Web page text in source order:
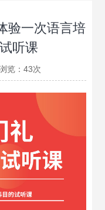
验一次语言培
听课
览： 43次